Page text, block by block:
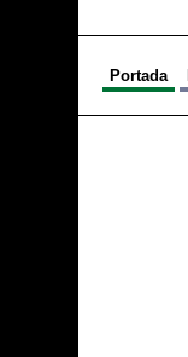
Portada